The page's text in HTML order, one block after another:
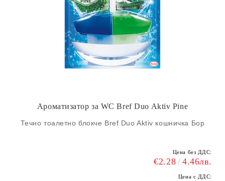
Ароматизатор за WC Bref Duo Aktiv Pine
Течно тоалетно блокче Bref Duo Aktiv кошничка Бор
Цена без ДДС:
€2.28 4.46лв.
Цена с ДДС: